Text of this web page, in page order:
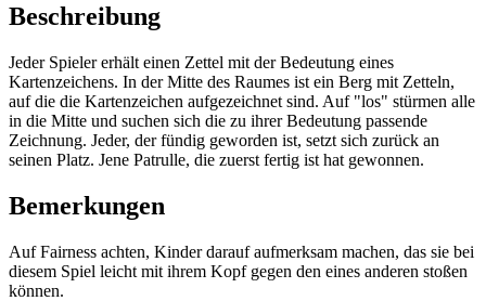
Beschreibung
Jeder Spieler erhält einen Zettel mit der Bedeutung eines
Kartenzeichens. In der Mitte des Raumes ist ein Berg mit Zetteln,
auf die die Kartenzeichen aufgezeichnet sind. Auf "los" stürmen alle
in die Mitte und suchen sich die zu ihrer Bedeutung passende
Zeichnung. Jeder, der fündig geworden ist, setzt sich zurück an
seinen Platz. Jene Patrulle, die zuerst fertig ist hat gewonnen.
Bemerkungen
Auf Fairness achten, Kinder darauf aufmerksam machen, das sie bei
diesem Spiel leicht mit ihrem Kopf gegen den eines anderen stoßen
können.